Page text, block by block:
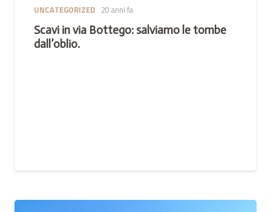
UNCATEGORIZED 20 anni fa
Scavi in via Bottego: salviamo le tombe
dall’oblio.